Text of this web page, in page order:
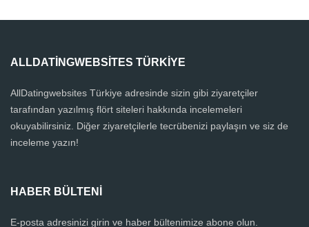
ALLDATINGWEBSITES TÜRKIYE
AllDatingwebsites Türkiye adresinde sizin gibi ziyaretçiler
tarafından yazılmış flört siteleri hakkında incelemeleri
okuyabilirsiniz. Diğer ziyaretçilerle tecrübenizi paylaşın ve siz de
inceleme yazın!
HABER BÜLTENI
E-posta adresinizi girin ve haber bültenimize abone olun.